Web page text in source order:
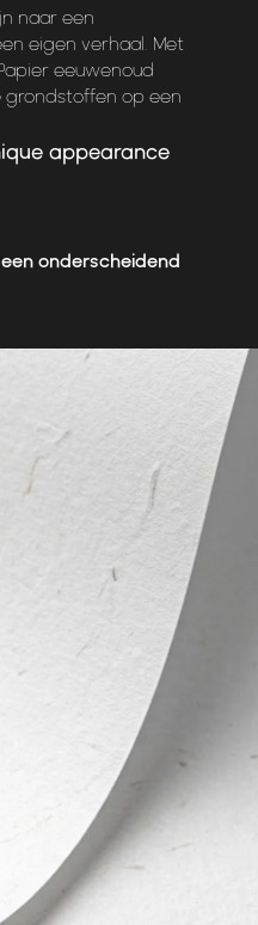
naar een
eigen verhaal. Met
eeuwenoud
op een
appearance
onderscheidend